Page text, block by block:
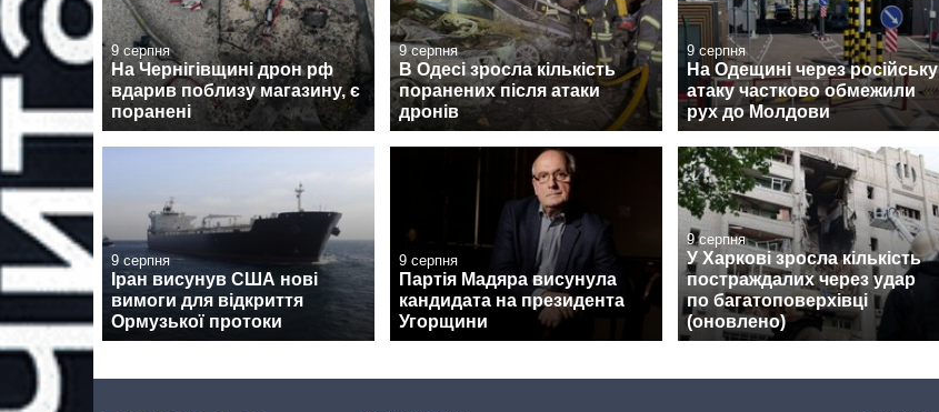
9 серпня
На Чернігівщині дрон рф
вдарив поблизу магазину, є
поранені
9 серпня
В Одесі зросла кількість
поранених після атаки
дронів
9 серпня
На Одещині через російську
атаку частково обмежили
рух до Молдови
9 серпня
Іран висунув США нові
вимоги для відкриття
Ормузької протоки
9 серпня
Партія Мадяра висунула
кандидата на президента
Угорщини
9 серпня
У Харкові зросла кількість
постраждалих через удар
по багатоповерхівці
(оновлено)